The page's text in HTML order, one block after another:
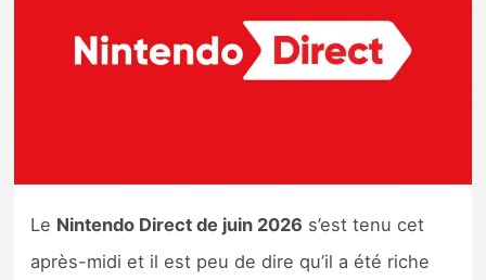
Tests et previews
Tests d’accessoires
Le Nintendo Direct de juin 2026 s’est tenu cet
après-midi et il est peu de dire qu’il a été riche